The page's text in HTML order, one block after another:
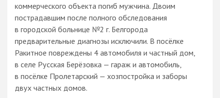
коммерческого объекта погиб мужчина. Двоим
пострадавшим после полного обследования
в городской больнице №2 г. Белгорода
предварительные диагнозы исключили. В посёлке
Ракитное повреждены 4 автомобиля и частный дом,
в селе Русская Берёзовка — гараж и автомобиль,
в посёлке Пролетарский — хозпостройка и заборы
двух частных домов.